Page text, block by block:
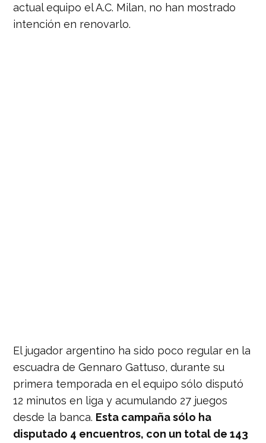
actual equipo el A.C. Milan, no han mostrado
intención en renovarlo.
El jugador argentino ha sido poco regular en la
escuadra de Gennaro Gattuso, durante su
primera temporada en el equipo sólo disputó
12 minutos en liga y acumulando 27 juegos
desde la banca. Esta campaña sólo ha
disputado 4 encuentros, con un total de 143